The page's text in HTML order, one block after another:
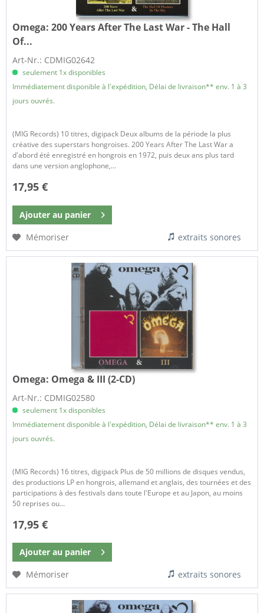
Omega:200 Years After The Last War - The Hall
Of...
Art-Nr.: CDMIG02642
seulement 1x disponibles
Immédiatement disponible à l'expédition, Délai de livraison** env. 1 à 3
jours ouvrés.
(MIG Records) 10 titres, digipack Deux albums de la période la plus
créative des superstars hongroises. 200 Years After The Last War a
d'abord été enregistré en hongrois en 1972, puis deux ans plus tard
dans une version anglophone,...
17,95 €
Ajouter au panier
Mémoriser
extraits sonores
Omega: Omega & III (2-CD)
Art-Nr.: CDMIG02580
seulement 1x disponibles
Immédiatement disponible à l'expédition, Délai de livraison** env. 1 à 3
jours ouvrés.
(MIG Records) 16 titres, digipack Plus de 50 millions de disques vendus,
des productions LP en hongrois, allemand et anglais, des tournées et des
participations à des festivals dans toute l'Europe et au Japon, au moins
50 reprises ou...
17,95 €
Ajouter au panier
Mémoriser
extraits sonores